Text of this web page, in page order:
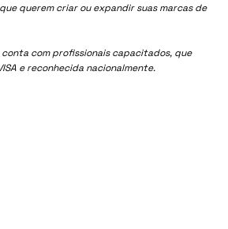
querem criar ou expandir suas marcas de
conta com profissionais capacitados, que
e reconhecida nacionalmente.